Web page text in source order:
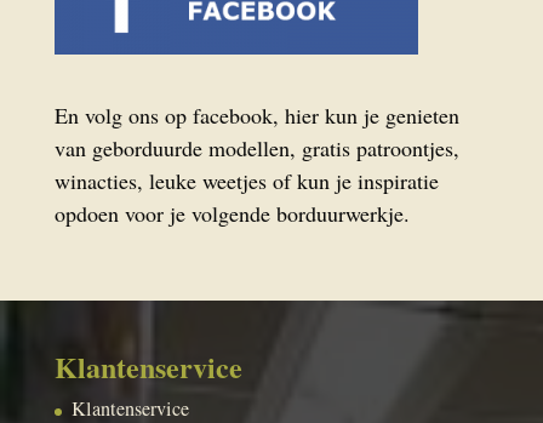
En volg ons op facebook, hier kun je genieten
van geborduurde modellen, gratis patroontjes,
winacties, leuke weetjes of kun je inspiratie
opdoen voor je volgende borduurwerkje.
Klantenservice
Klantenservice